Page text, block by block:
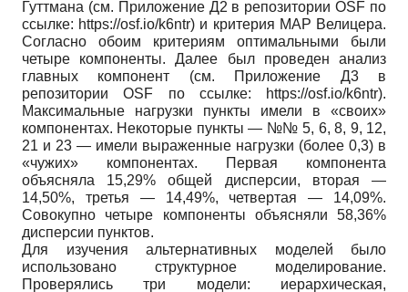
Гуттмана (см. Приложение Д2 в репозитории OSF по
ссылке: https://osf.io/k6ntr) и критерия MAP Велицера.
Согласно обоим критериям оптимальными были
четыре компоненты. Далее был проведен анализ
главных компонент (см. Приложение Д3 в
репозитории OSF по ссылке: https://osf.io/k6ntr).
Максимальные нагрузки пункты имели в «своих»
компонентах. Некоторые пункты — №№ 5, 6, 8, 9, 12,
21 и 23 — имели выраженные нагрузки (более 0,3) в
«чужих» компонентах. Первая компонента
объясняла 15,29% общей дисперсии, вторая —
14,50%, третья — 14,49%, четвертая — 14,09%.
Совокупно четыре компоненты объясняли 58,36%
дисперсии пунктов.
Для изучения альтернативных моделей было
использовано структурное моделирование.
Проверялись три модели: иерархическая,